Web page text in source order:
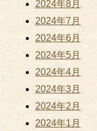
2024年8月
2024年7月
2024年6月
2024年5月
2024年4月
2024年3月
2024年2月
2024年1月